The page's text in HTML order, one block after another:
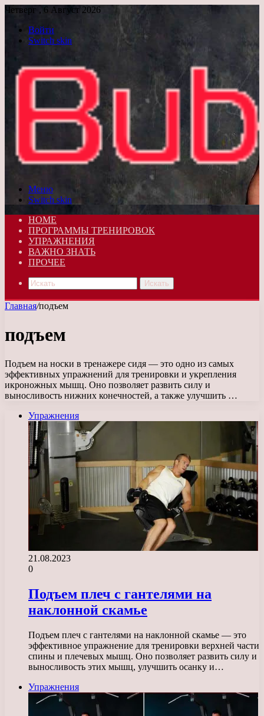
Четверг , 6 Август 2026
Войти
Switch skin
Меню
Switch skin
HOME
ПРОГРАММЫ ТРЕНИРОВОК
УПРАЖНЕНИЯ
ВАЖНО ЗНАТЬ
ПРОЧЕЕ
Искать
Главная/подъем
подъем
Подъем на носки в тренажере сидя — это одно из самых
эффективных упражнений для тренировки и укрепления
икроножных мышц. Оно позволяет развить силу и
выносливость нижних конечностей, а также улучшить …
Упражнения
21.08.2023
0
Подъем плеч с гантелями на
наклонной скамье
Подъем плеч с гантелями на наклонной скамье — это
эффективное упражнение для тренировки верхней части
спины и плечевых мышц. Оно позволяет развить силу и
выносливость этих мышц, улучшить осанку и…
Упражнения